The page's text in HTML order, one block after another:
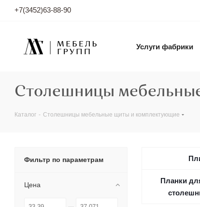
+7(3452)63-88-90
Услуги фабрики
Столешницы
Каталог - Столешницы мебельные щиты и комплектующие
Планки
Фильтр по параметрам
Цена